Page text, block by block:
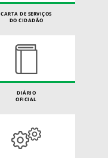
CARTA DE SERVIÇOS
DO CIDADÃO
DIÁRIO
OFICIAL